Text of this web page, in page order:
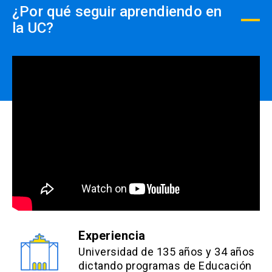
¿Por qué seguir aprendiendo en
la UC?
Experiencia
Universidad de 135 años y 34 años
dictando programas de Educación